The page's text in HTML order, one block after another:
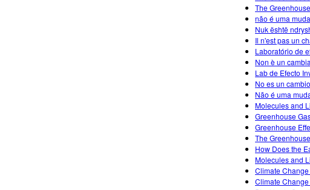
The
não é uma
Nuk është
Il n'est pas un
Laboratório de
Non è un
Lab de Efecto
No es un
Não é uma
Molecules and
Greenhouse
Greenhouse
The
How Does the
Molecules and
Climate
Climate Change